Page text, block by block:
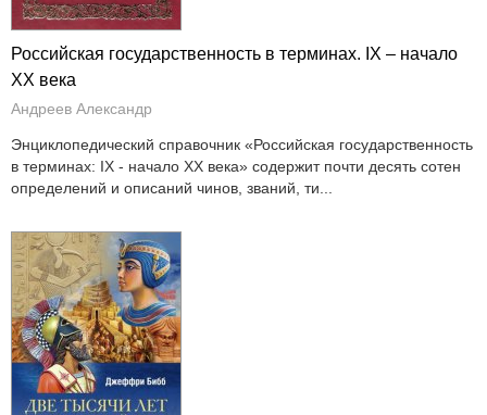
Российская государственность в терминах. IX – начало
XX века
Андреев Александр
Энциклопедический справочник «Российская государственность
в терминах: IX - начало XX века» содержит почти десять сотен
определений и описаний чинов, званий, ти...